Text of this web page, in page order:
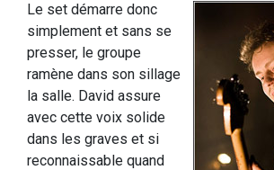
Le set démarre donc
simplement et sans se
presser, le groupe
ramène dans son sillage
la salle. David assure
avec cette voix solide
dans les graves et si
reconnaissable quand